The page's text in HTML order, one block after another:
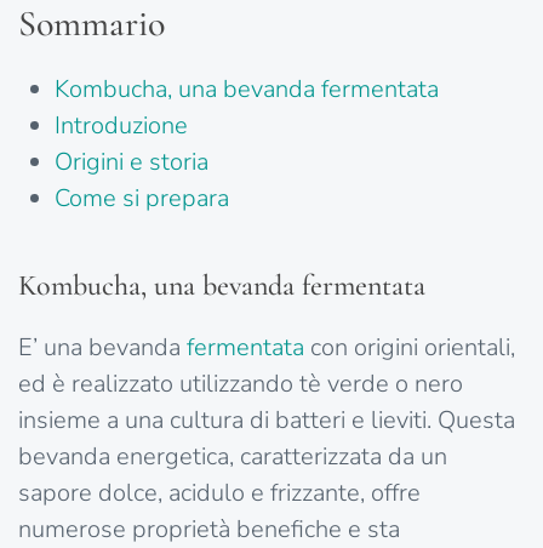
Sommario
Kombucha, una bevanda fermentata
Introduzione
Origini e storia
Come si prepara
Kombucha, una bevanda fermentata
E’ una bevanda fermentata con origini orientali,
ed è realizzato utilizzando tè verde o nero
insieme a una cultura di batteri e lieviti. Questa
bevanda energetica, caratterizzata da un
sapore dolce, acidulo e frizzante, offre
numerose proprietà benefiche e sta